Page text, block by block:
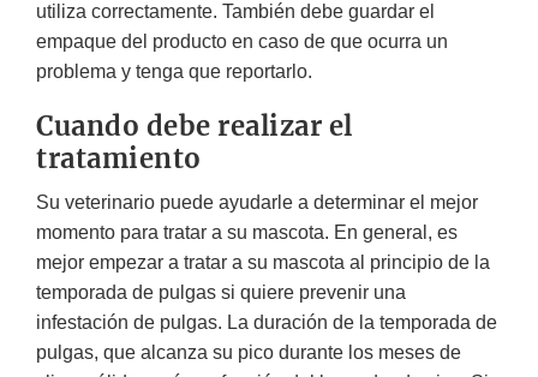
utiliza correctamente. También debe guardar el
empaque del producto en caso de que ocurra un
problema y tenga que reportarlo.
Cuando debe realizar el
tratamiento
Su veterinario puede ayudarle a determinar el mejor
momento para tratar a su mascota. En general, es
mejor empezar a tratar a su mascota al principio de la
temporada de pulgas si quiere prevenir una
infestación de pulgas. La duración de la temporada de
pulgas, que alcanza su pico durante los meses de